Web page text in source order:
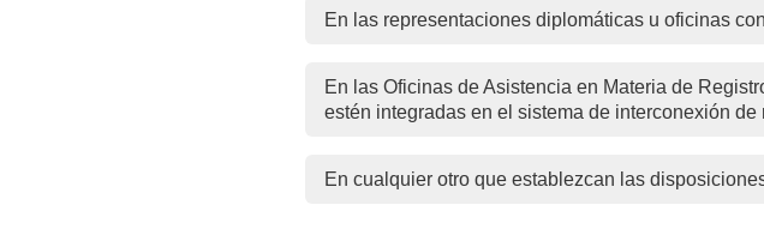
En las representaciones diplomáticas u oficinas
En las Oficinas de Asistencia en Materia de
estén integradas en el sistema de interconexión de
En cualquier otro que establezcan las